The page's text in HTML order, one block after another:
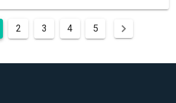
2 3 4 5